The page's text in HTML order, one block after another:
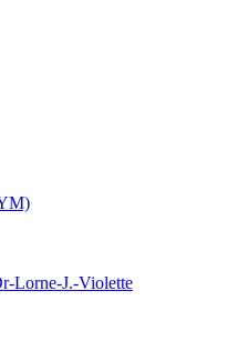
Lorne-J.-Violette